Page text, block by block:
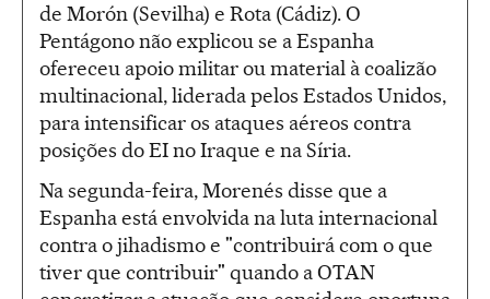
de Morón (Sevilha) e Rota (Cádiz). O
Pentágono não explicou se a Espanha
ofereceu apoio militar ou material à coalizão
multinacional, liderada pelos Estados Unidos,
para intensificar os ataques aéreos contra
posições do EI no Iraque e na Síria.
Na segunda-feira, Morenés disse que a
Espanha está envolvida na luta internacional
contra o jihadismo e "contribuirá com o que
tiver que contribuir" quando a OTAN